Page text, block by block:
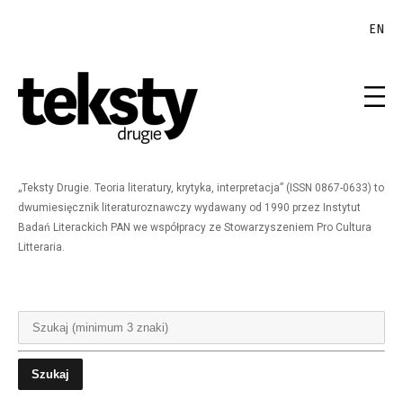
EN
„Teksty Drugie. Teoria literatury, krytyka, interpretacja” (ISSN 0867-0633) to
dwumiesięcznik literaturoznawczy wydawany od 1990 przez Instytut
Badań Literackich PAN we współpracy ze Stowarzyszeniem Pro Cultura
Litteraria.